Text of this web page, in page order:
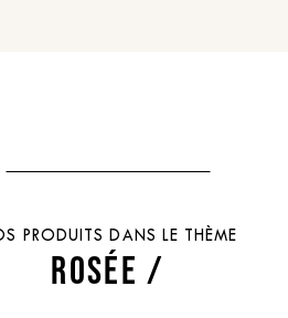
PRODUITS DANS LE THÈME
ROSÉE /